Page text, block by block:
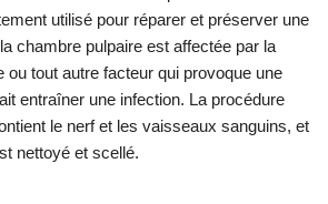
utilisé pour réparer et préserver une
chambre pulpaire est affectée par la
ou tout autre facteur qui provoque une
entraîner une infection. La procédure
le nerf et les vaisseaux sanguins, et
nettoyé et scellé.